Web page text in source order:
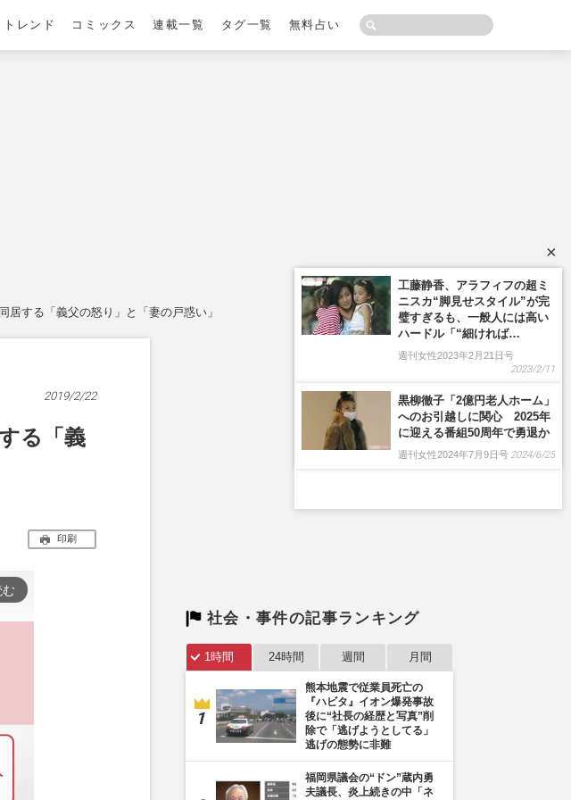
トレンド コミックス 連載一覧 タグ一覧 無料占い
する「義父の怒り」と「妻の戸惑い」
2019/2/22
る「義
印刷
む
社会・事件の記事ランキング
1時間 24時間 週間 月間
熊本地震で従業員死亡の
『ハビタ』イオン爆発事故
後に“社長の経歴と写真”削
除で「逃げようとしてる」
逃げの態勢に非難
福岡県議会の“ドン”蔵内勇
夫議長、炎上続きの中「ネ
×